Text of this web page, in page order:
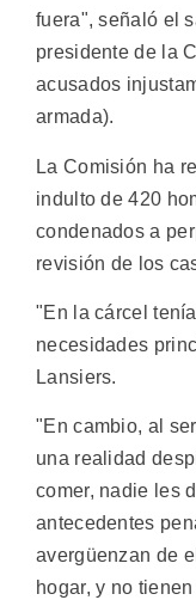
fuera", señaló el
presidente de la
acusados
armada).
La Comisión ha
indulto de 420
condenados a
revisión de los
"En la cárcel
necesidades
Lansiers.
"En cambio, al
una realidad
comer, nadie les
antecedentes
avergüenzan de
hogar, y no